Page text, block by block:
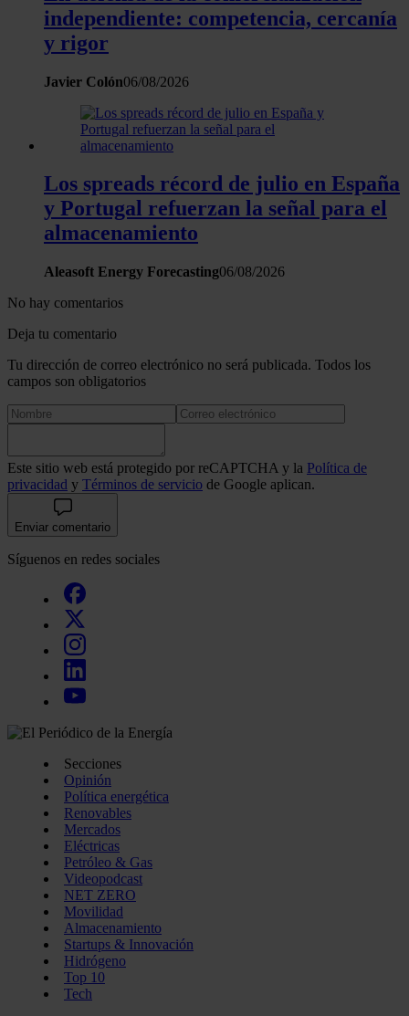
independiente: competencia, cercanía
y rigor
Javier Colón06/08/2026
Los spreads récord de julio en España
y Portugal refuerzan la señal para el
almacenamiento
Aleasoft Energy Forecasting06/08/2026
No hay comentarios
Deja tu comentario
Tu dirección de correo electrónico no será publicada. Todos los
campos son obligatorios
Este sitio web está protegido por reCAPTCHA y la Política de
privacidad y Términos de servicio de Google aplican.
Enviar comentario
Síguenos en redes sociales
Secciones
Opinión
Política energética
Renovables
Mercados
Eléctricas
Petróleo & Gas
Videopodcast
NET ZERO
Movilidad
Almacenamiento
Startups & Innovación
Hidrógeno
Top 10
Tech